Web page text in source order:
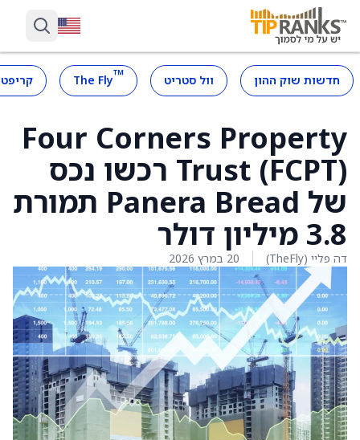
חדשות שוק ההון וול סטריט ™
The Fly
Four Corners Property
Trust (FCPT) רכשו נכס
של Panera Bread תמורת
3.8 מיליון דולר
דה פליי (TheFly) 20 במרץ 2026